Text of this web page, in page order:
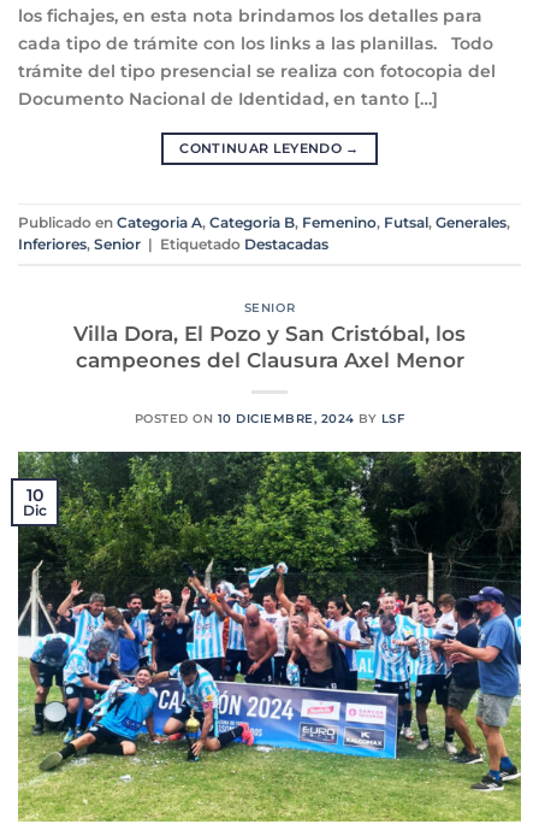
los fichajes, en esta nota brindamos los detalles para
cada tipo de trámite con los links a las planillas. Todo
trámite del tipo presencial se realiza con fotocopia del
Documento Nacional de Identidad, en tanto […]
CONTINUAR LEYENDO →
Publicado en Categoria A, Categoria B, Femenino, Futsal , Generales,
Inferiores, Senior Etiquetado Destacadas
SENIOR
Villa Dora, El Pozo y San Cristóbal, los
campeones del Clausura Axel Menor
POSTED ON 10 DICIEMBRE, 2024 BY LSF
10
Dic